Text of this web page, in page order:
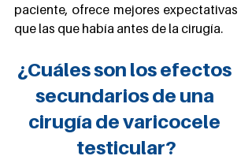
paciente, ofrece mejores expectativas
que las que había antes de la cirugía.
¿Cuáles son los efectos
secundarios de una
cirugía de varicocele
testicular?